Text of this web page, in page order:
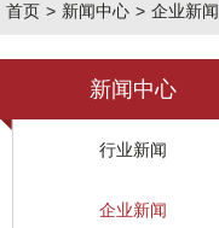
首页 > 新闻中心 > 企业新闻
新闻中心
行业新闻
企业新闻